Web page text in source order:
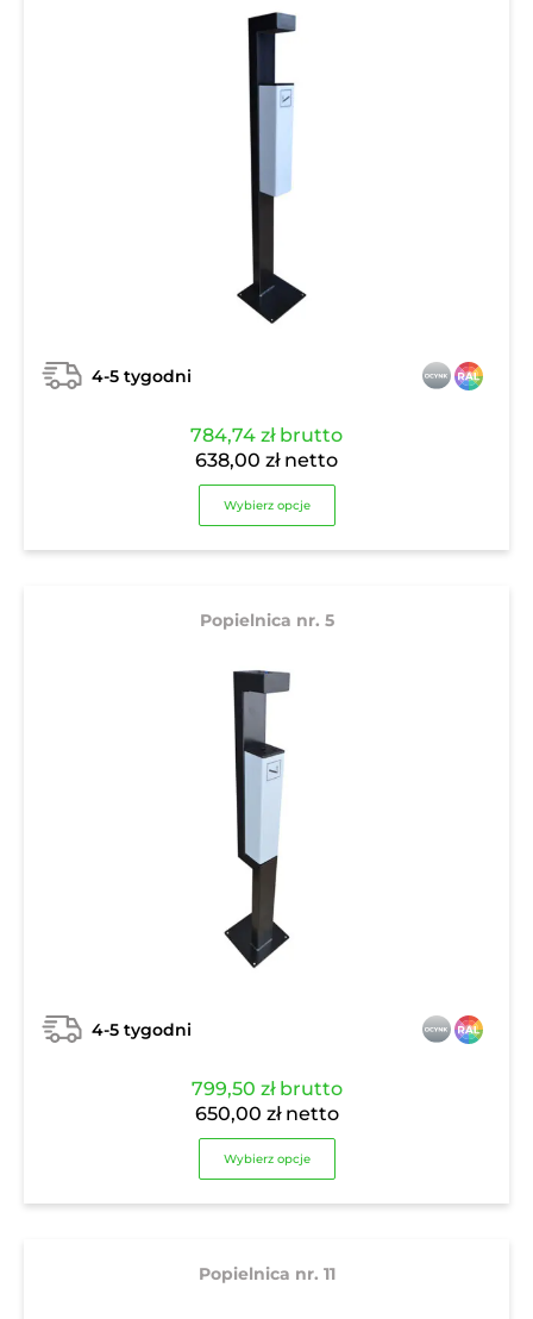
4-5 tygodni
784,74 złbrutto
638,00 złnetto
Wybierz opcje
Popielnica nr. 5
4-5 tygodni
799,50 złbrutto
650,00 złnetto
Wybierz opcje
Popielnica nr. 11